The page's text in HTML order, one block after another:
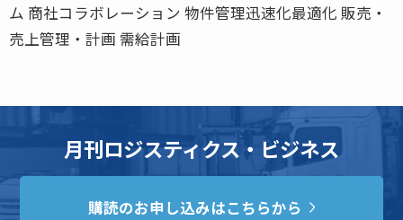
ム 商社コラボレーション 物件管理迅速化最適化 販売・
売上管理・計画 需給計画
月刊ロジスティクス・ビジネス
購読のお申し込みはこちらから